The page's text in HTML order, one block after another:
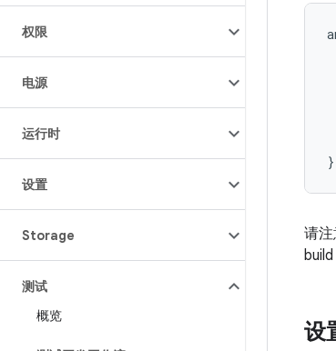
权限
电源
运行时
设置
Storage
测试
概览
请
build
设